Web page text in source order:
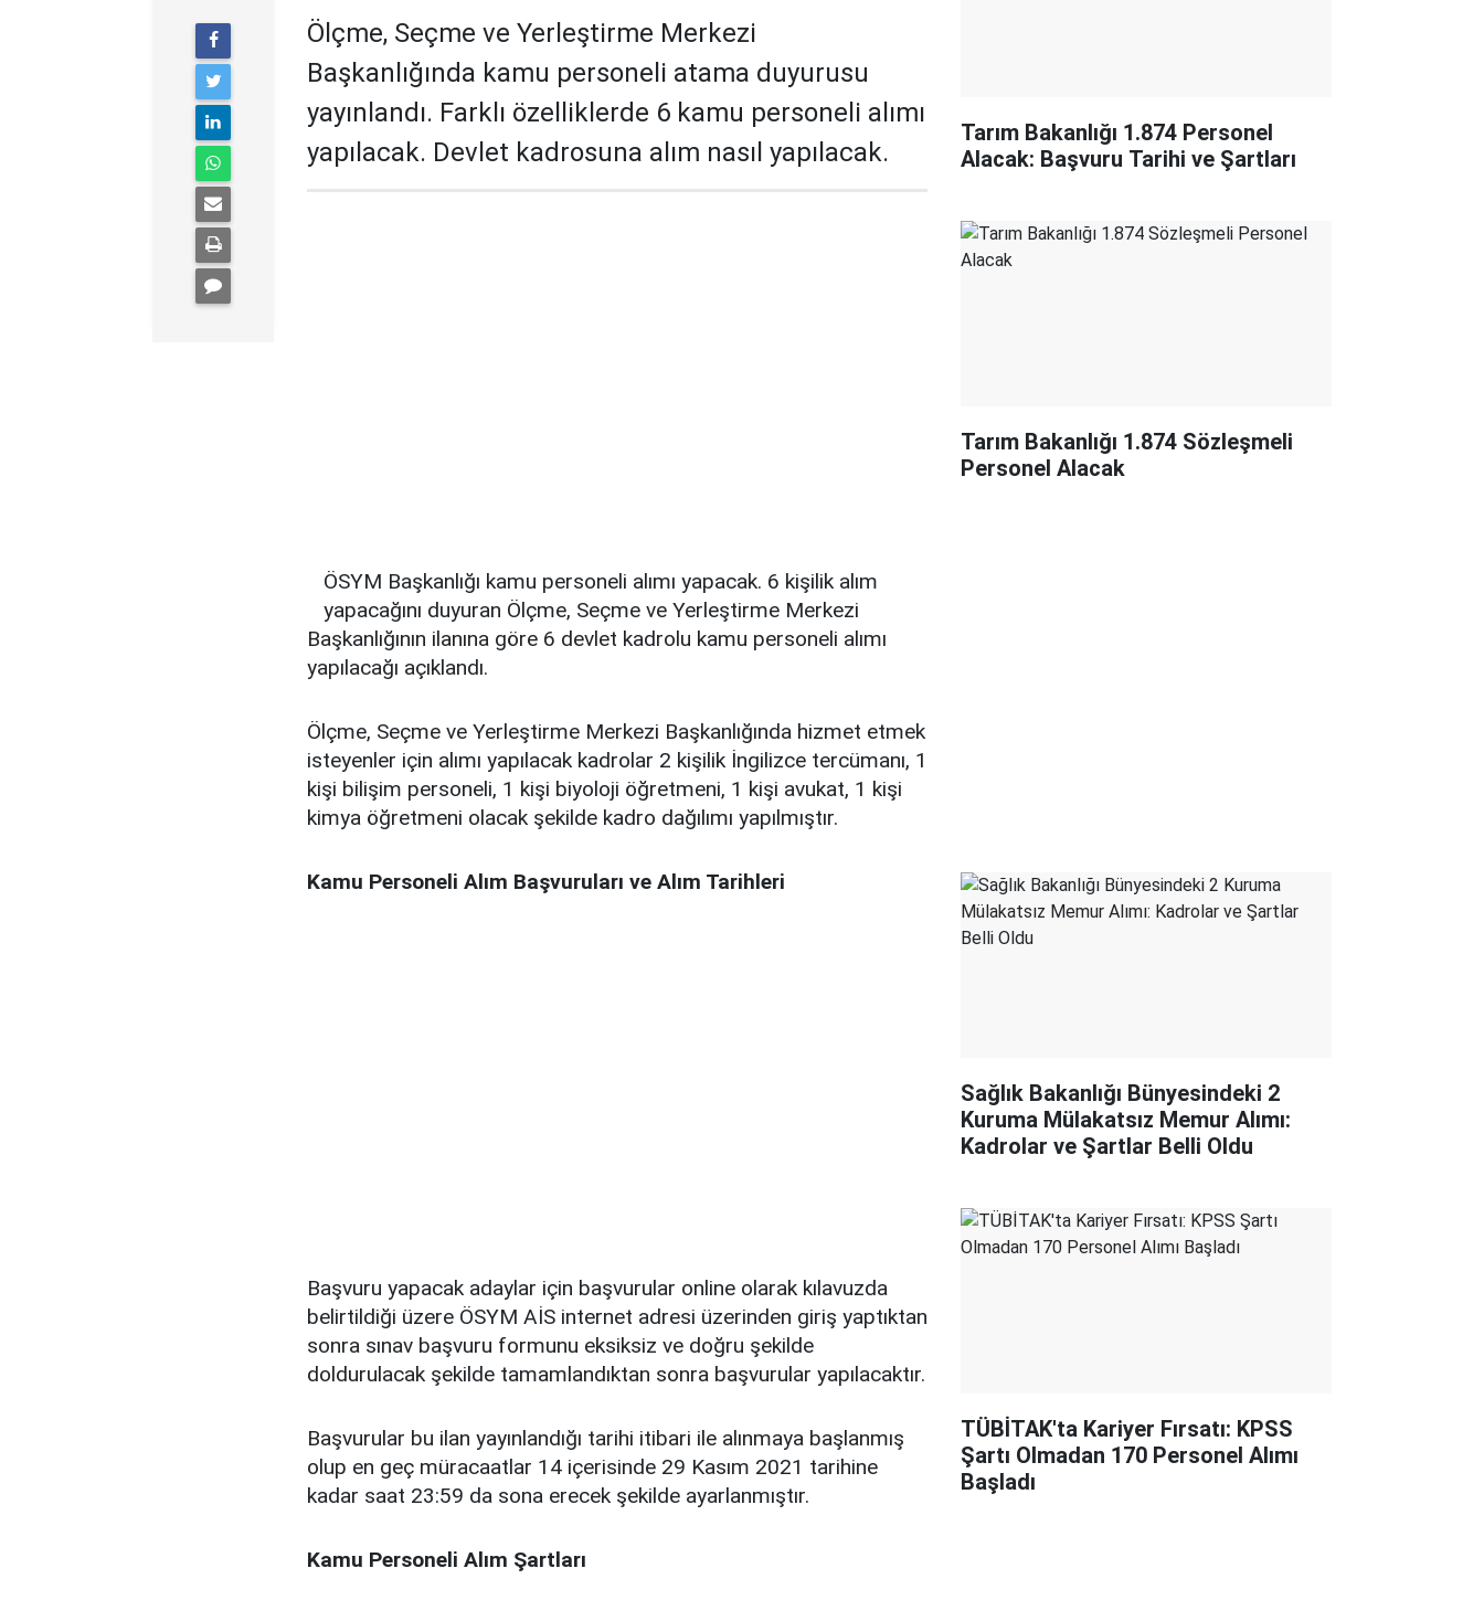
Ölçme, Seçme ve Yerleştirme Merkezi
Başkanlığında kamu personeli atama duyurusu
yayınlandı. Farklı özelliklerde 6 kamu personeli alımı
yapılacak. Devlet kadrosuna alım nasıl yapılacak.
ÖSYM Başkanlığı kamu personeli alımı yapacak. 6 kişilik alım
yapacağını duyuran Ölçme, Seçme ve Yerleştirme Merkezi
Başkanlığının ilanına göre 6 devlet kadrolu kamu personeli alımı
yapılacağı açıklandı.
Ölçme, Seçme ve Yerleştirme Merkezi Başkanlığında hizmet etmek
isteyenler için alımı yapılacak kadrolar 2 kişilik İngilizce tercümanı, 1
kişi bilişim personeli, 1 kişi biyoloji öğretmeni, 1 kişi avukat, 1 kişi
kimya öğretmeni olacak şekilde kadro dağılımı yapılmıştır.
Kamu Personeli Alım Başvuruları ve Alım Tarihleri
Başvuru yapacak adaylar için başvurular online olarak kılavuzda
belirtildiği üzere ÖSYM AİS internet adresi üzerinden giriş yaptıktan
sonra sınav başvuru formunu eksiksiz ve doğru şekilde
doldurulacak şekilde tamamlandıktan sonra başvurular yapılacaktır.
Başvurular bu ilan yayınlandığı tarihi itibari ile alınmaya başlanmış
olup en geç müracaatlar 14 içerisinde 29 Kasım 2021 tarihine
kadar saat 23:59 da sona erecek şekilde ayarlanmıştır.
Kamu Personeli Alım Şartları
Tarım Bakanlığı 1.874 Personel
Alacak: Başvuru Tarihi ve Şartları
Tarım Bakanlığı 1.874 Sözleşmeli
Personel Alacak
Sağlık Bakanlığı Bünyesindeki 2
Kuruma Mülakatsız Memur Alımı:
Kadrolar ve Şartlar Belli Oldu
TÜBİTAK'ta Kariyer Fırsatı: KPSS
Şartı Olmadan 170 Personel Alımı
Başladı